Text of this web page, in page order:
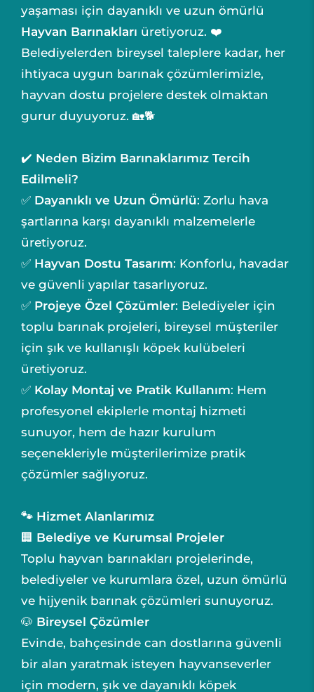
yaşaması için dayanıklı ve uzun ömürlü
Hayvan Barınakları üretiyoruz. ❤️
Belediyelerden bireysel taleplere kadar, her
ihtiyaca uygun barınak çözümlerimizle,
hayvan dostu projelere destek olmaktan
gurur duyuyoruz. 🏡🐕
✔️ Neden Bizim Barınaklarımız Tercih
Edilmeli?
✅ Dayanıklı ve Uzun Ömürlü: Zorlu hava
şartlarına karşı dayanıklı malzemelerle
üretiyoruz.
✅ Hayvan Dostu Tasarım: Konforlu, havadar
ve güvenli yapılar tasarlıyoruz.
✅ Projeye Özel Çözümler: Belediyeler için
toplu barınak projeleri, bireysel müşteriler
için şık ve kullanışlı köpek kulübeleri
üretiyoruz.
✅ Kolay Montaj ve Pratik Kullanım: Hem
profesyonel ekiplerle montaj hizmeti
sunuyor, hem de hazır kurulum
seçenekleriyle müşterilerimize pratik
çözümler sağlıyoruz.
🐾 Hizmet Alanlarımız
🏢 Belediye ve Kurumsal Projeler
Toplu hayvan barınakları projelerinde,
belediyeler ve kurumlara özel, uzun ömürlü
ve hijyenik barınak çözümleri sunuyoruz.
🐶 Bireysel Çözümler
Evinde, bahçesinde can dostlarına güvenli
bir alan yaratmak isteyen hayvanseverler
için modern, şık ve dayanıklı köpek